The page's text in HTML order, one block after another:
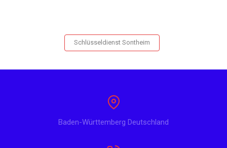
Schlüsseldienst Sontheim
Baden-Württemberg Deutschland